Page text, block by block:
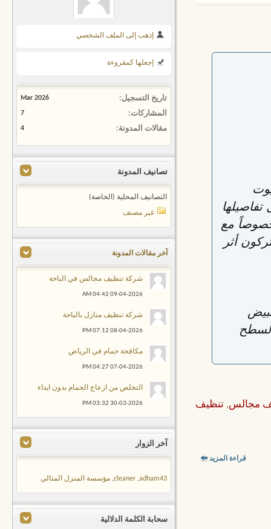
تفاصيلها
مع
أثر
مجالس, تنظيف
قراءة المزيد
إذهب إلى الملف الشخصي
إجعلها كمقروءة
تاريخ التسجيل Mar 2026
المشاركات 7
مقالات المدونة 4
تصانيف المدونة
التصانيف المحلية (الخاصة)
غير مصنف
آخر مقالات المدونة
شركة تنظيف مجالس في الباحة
09-04-2026
04:42 AM
شركة تنظيف منازل بالباحة
08-04-2026
07:12 PM
مكافحة حمام في الرياض
07-04-2026
04:27 PM
التخلص من ازعاج الحمام بدون ايذاء
30-03-2026
03:32 PM
آخر الزوار
adham43
,
cleaner
, مؤسسة المنزل المثالي
سحابة الكلمة الدلالية